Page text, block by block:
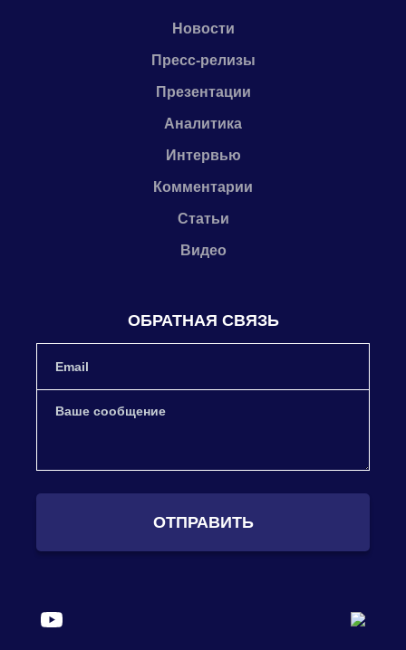
Новости
Пресс-релизы
Презентации
Аналитика
Интервью
Комментарии
Статьи
Видео
ОБРАТНАЯ СВЯЗЬ
ОТПРАВИТЬ